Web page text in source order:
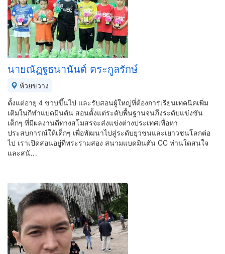
นายณัฏฐธนานันต์ ตระกูลรักษ์
ห้วยขวาง
ตั้งแต่อายุ 4 ขวบขึ้นไป และรับสอนผู้ใหญ่ที่ต้องการเรียนเทคนิคเพิ่ม
เติมในกีฬาแบดมินตัน สอนตั้งแต่ระดับพื้นฐานจนภึงระดับแข่งขัน
เด็กๆ ที่มีผลงานดีทางสโมสรจะส่งแข่งต่างประเทศเพื่อหา
ประสบการณ์ให้เด็กๆ เพื่อพัฒนาไปสู่ระดับยุวชนและเยาวชนโลกต่อ
ไป เราเปิดสอนอยู่ที่พระรามสอง สนามแบดมินตัน CC ท่านใดสนใจ
และสนั…